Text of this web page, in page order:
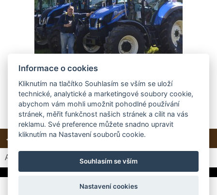
← Předchozí Další → Zpět do složky
Automatické procházení: 3 | 4| |
Informace o cookies
Kliknutím na tlačítko Souhlasím se vším se uloží
technické, analytické a marketingové soubory cookie,
abychom vám mohli umožnit pohodlné používání
stránek, měřit funkčnost našich stránek a cílit na vás
reklamu. Své preference můžete snadno upravit
kliknutím na Nastavení souborů cookie.
Souhlasím se vším
Nastavení cookies